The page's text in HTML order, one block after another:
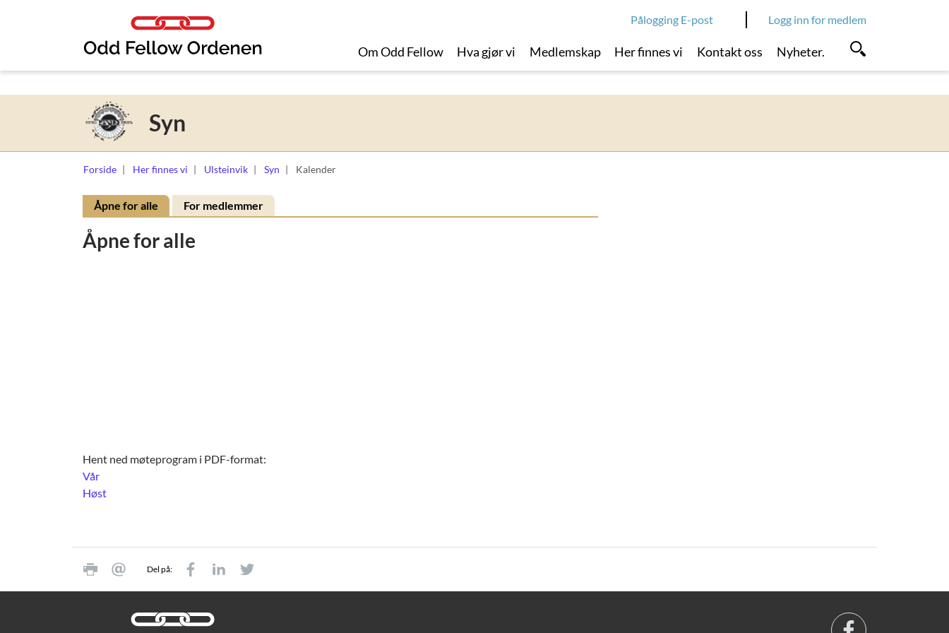
Logg inn for medlem
Pålogging E-post
Om Odd Fellow Hva gjør vi Medlemskap Her finnes vi Kontakt oss Nyheter.
Syn
Forside Her finnes vi Ulsteinvik Syn Kalender
Åpne for alle For medlemmer
Åpne for alle
Hent ned møteprogram i PDF-format:
Vår
Høst
Del på: